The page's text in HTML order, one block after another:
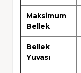
Maksimum
Bellek
Bellek
Yuvası